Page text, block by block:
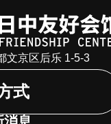
文京区后乐 1-5-3
式